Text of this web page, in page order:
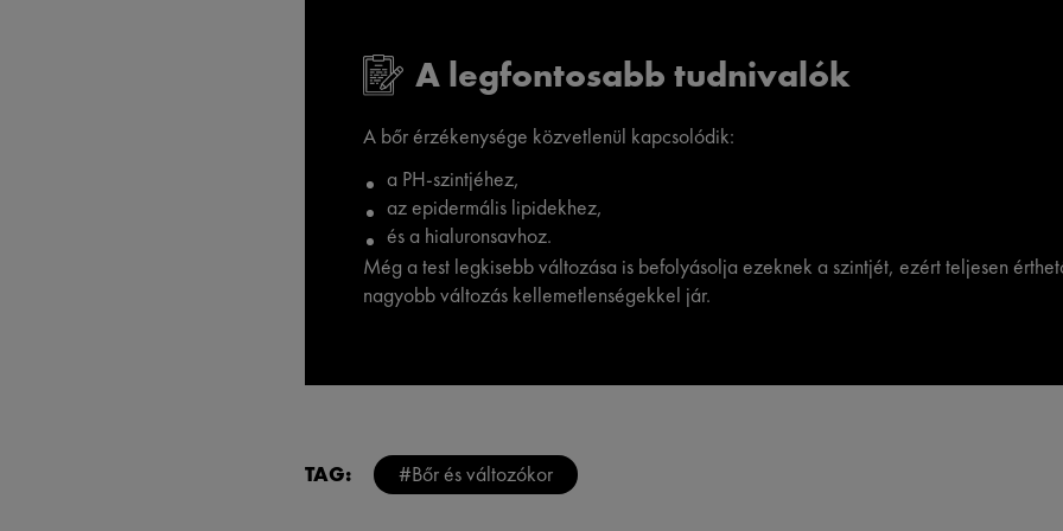
A legfontosabb tudnivalók
A bőr érzékenysége közvetlenül kapcsolódik:
a PH-szintjéhez,
az epidermális lipidekhez,
és a hialuronsavhoz.
Még a test legkisebb változása is befolyásolja ezeknek a szintjét, ezért teljesen
nagyobb változás kellemetlenségekkel jár.
TAG: #Bőr és változókor